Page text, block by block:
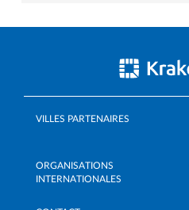
VILLES PARTENAIRES
ORGANISATIONS
INTERNATIONALES